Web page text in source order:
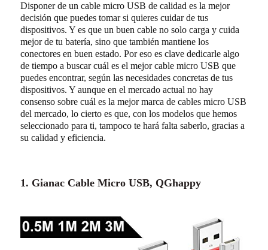
Disponer de un cable micro USB de calidad es la mejor
decisión que puedes tomar si quieres cuidar de tus
dispositivos. Y es que un buen cable no solo carga y cuida
mejor de tu batería, sino que también mantiene los
conectores en buen estado. Por eso es clave dedicarle algo
de tiempo a buscar cuál es el mejor cable micro USB que
puedes encontrar, según las necesidades concretas de tus
dispositivos. Y aunque en el mercado actual no hay
consenso sobre cuál es la mejor marca de cables micro USB
del mercado, lo cierto es que, con los modelos que hemos
seleccionado para ti, tampoco te hará falta saberlo, gracias a
su calidad y eficiencia.
1. Gianac Cable Micro USB, QGhappy